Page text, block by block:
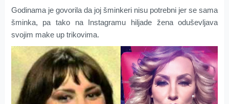
Godinama je govorila da joj šminkeri nisu potrebni jer se sama
šminka, pa tako na Instagramu hiljade žena oduševljava
svojim make up trikovima.